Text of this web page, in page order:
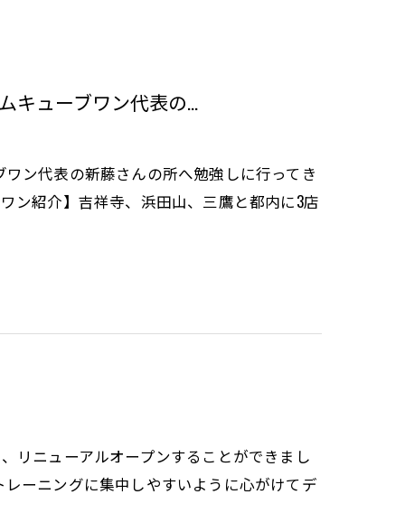
キューブワン代表の...
ン代表の新藤さんの所へ勉強しに行ってき
ワン紹介】吉祥寺、浜田山、三鷹と都内に3店
、リニューアルオープンすることができまし
ーニングに集中しやすいように心がけてデ